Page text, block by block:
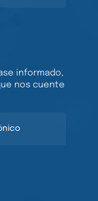
informado,
nos cuente